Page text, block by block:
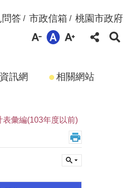
答 市政信箱 桃園市政府
訊網 相關網站
彙編(103年度以前)